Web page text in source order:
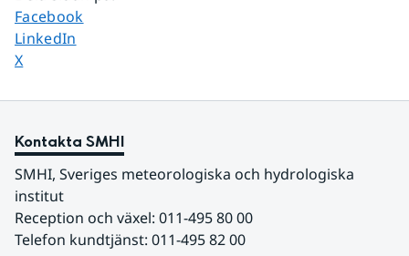
Dela sidan på
Facebook
Dela sidan på
LinkedIn
Dela sidan på
X
Kontakta SMHI
SMHI, Sveriges meteorologiska och hydrologiska
institut
Reception och växel: 011-495 80 00
Telefon kundtjänst: 011-495 82 00